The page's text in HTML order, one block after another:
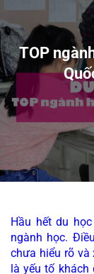
TOP
Hầu hết du
ngành học.
chưa hiểu rõ
là yếu tố khách